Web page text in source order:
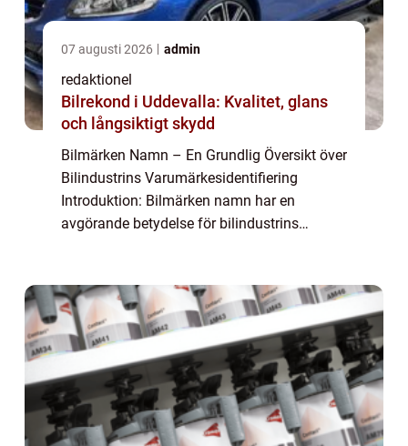
07 augusti 2026 admin
redaktionel
Bilrekond i Uddevalla: Kvalitet, glans
och långsiktigt skydd
Bilmärken Namn – En Grundlig Översikt över
Bilindustrins Varumärkesidentifiering
Introduktion: Bilmärken namn har en
avgörande betydelse för bilindustrins
och ...